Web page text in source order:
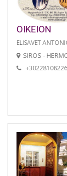
OIKEION
ELISAVET
SIROS -